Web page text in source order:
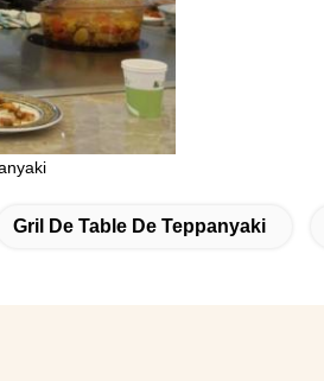
Gril De Table De Teppanyaki